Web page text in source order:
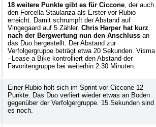
18 weitere Punkte gibt es für Ciccone , der auch
den Forcella Staulanza als Erster vor Rubio
erreicht. Damit schrumpft der Abstand auf
Vingegaard auf 5 Zähler. Chris Harper hat kurz
nach der Bergwertung nun den Anschluss an
das Duo hergestellt. Der Abstand zur
Verfolgergruppe beträgt etwa 20 Sekunden. Visma
- Lease a Bike kontrolliert den Abstand der
Favoritengruppe bei weiterhin 2:30 Minuten.
Einer Rubio holt sich im Sprint vor Ciccone 12
Punkte. Das Duo verliert wieder etwas an Boden
gegenüber der Verfolgergruppe. 15 Sekunden sind
es noch.